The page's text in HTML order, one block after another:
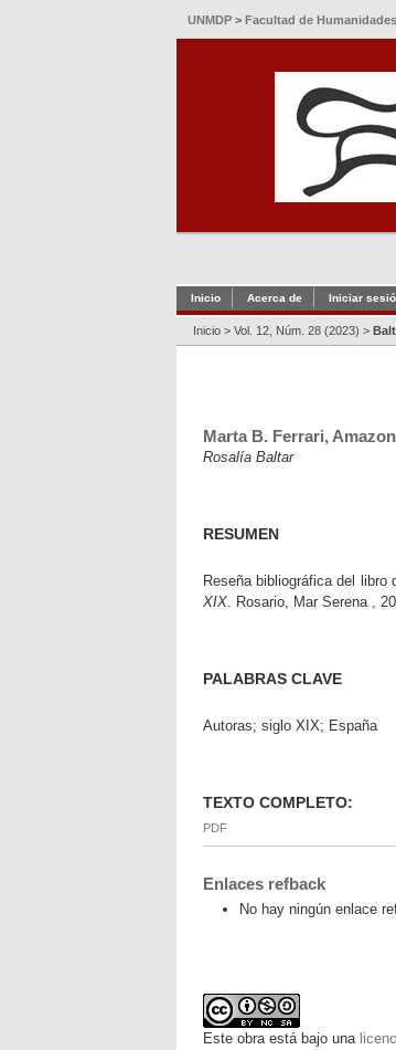
UNMDP > Facultad de Humanidades
Inicio Acerca de Iniciar
Inicio > Vol. 12, Núm. 28 (2023) >
Marta B. Ferrari,
Rosalía Baltar
RESUMEN
Reseña bibliográfica del
XIX. Rosario, Mar Serena ,
PALABRAS CLAVE
Autoras; siglo XIX; España
TEXTO COMPLETO:
PDF
Enlaces refback
No hay ningún enlace
Este obra está bajo una